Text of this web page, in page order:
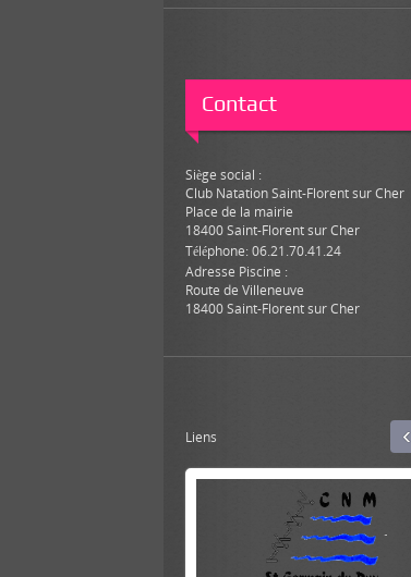
Contact
Siège social :
Club Natation Saint-Florent sur Cher
Place de la mairie
18400 Saint-Florent sur Cher
Téléphone: 06.21.70.41.24
Adresse Piscine :
Route de Villeneuve
18400 Saint-Florent sur Cher
Liens ‹